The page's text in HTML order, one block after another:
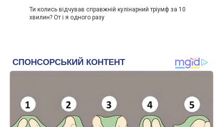
Ти колись відчував справжній кулінарний тріумф за 10
хвилин? От і я одного разу